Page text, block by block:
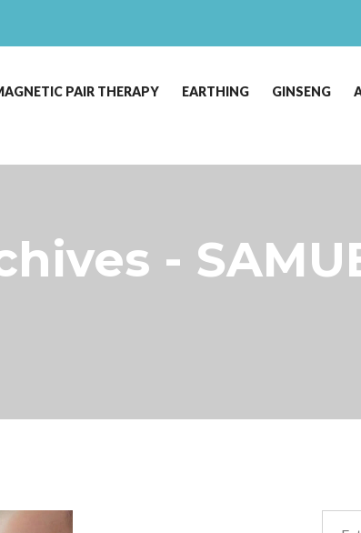
PAIR THERAPY EARTHING GINSENG
-